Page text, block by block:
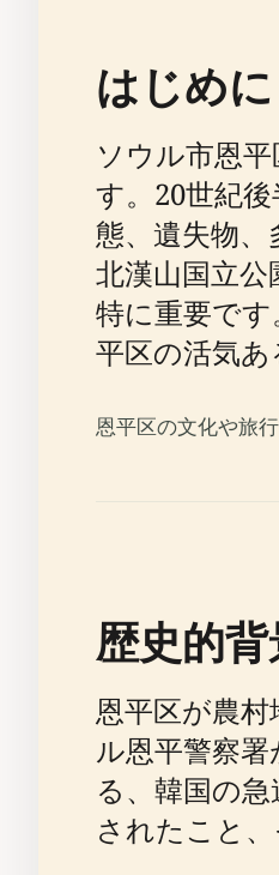
はじめに
ソウル市恩
す。20世紀
態、遺失物
北漢山国立
特に重要で
平区の活気あ
恩平区の文化や旅
歴史的
恩平区が農
ル恩平警察
る、韓国の
されたこと